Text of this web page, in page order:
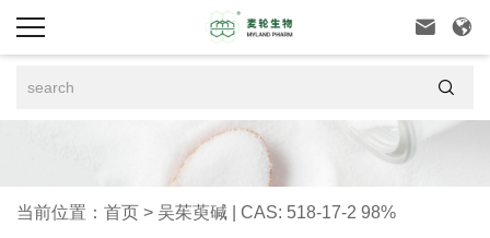
 

当前位置： 首页 > 吴茱萸碱 | CAS: 518-17-2 98%